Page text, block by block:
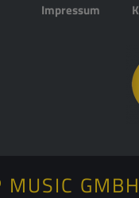
Impressum
MUSIC